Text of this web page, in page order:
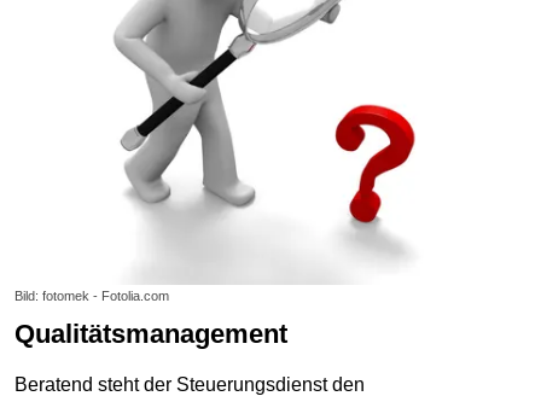
Bild: fotomek - Fotolia.com
Qualitätsmanagement
Beratend steht der Steuerungsdienst den